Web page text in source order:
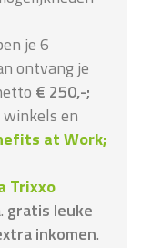
je 6
ontvang je
€ 250,-;
en
at Work;
Trixxo
gratis leuke
inkomen.